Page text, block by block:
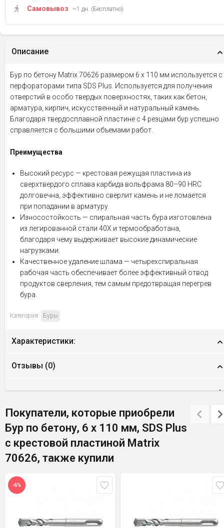
Самовывоз ~1 дн. (Бесплатно)
Описание
Бур по бетону Matrix 70626 размером 6 х 110 мм используется с
перфораторами типа SDS Plus. Используется для получения
отверстий в особо твердых поверхностях, таких как бетон,
арматура, кирпич, искусственный и натуральный камень.
Благодаря твердосплавной пластине с 4 резцами бур успешно
справляется с большими объемами работ.
Преимущества
Высокий ресурс — крестовая режущая пластина из
сверхтвердого сплава карбида вольфрама 80–90 HRC
долговечна, эффективно сверлит камень и не ломается
при попадании в арматуру.
Износостойкость — спиральная часть бура изготовлена
из легированной стали 40Х и термообработана,
благодаря чему выдерживает высокие динамические
нагрузками.
Качественное удаление шлама — четырехспиральная
рабочая часть обеспечивает более эффективный отвод
продуктов сверления, тем самым предотвращая перегрев
бура.
Категория: Буры
Характеристики:
Отзывы (0)
Покупатели, которые приобрели
Бур по бетону, 6 x 110 мм, SDS Plus
c крестовой пластиной Matrix
70626, также купили
-6%